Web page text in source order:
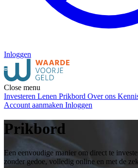
Inloggen
Close menu
Investeren Lenen Prikbord Over ons
Account aanmaken Inloggen
Prikbord
Een eenvoudige manier om direct te
zonder gedoe, volledig online en met de